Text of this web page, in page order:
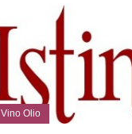
Vino Olio